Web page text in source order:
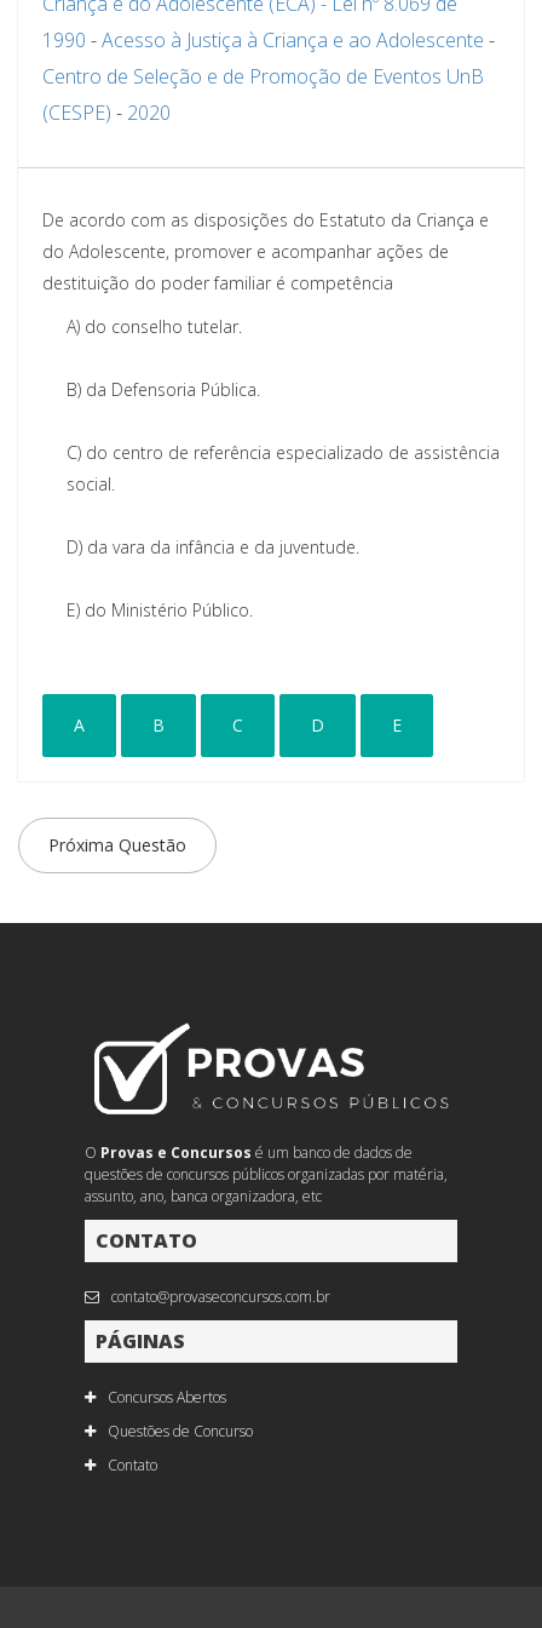
1990 -Acesso à Justiça à Criança e ao Adolescente -
Centro de Seleção e de Promoção de Eventos UnB
(CESPE) - 2020
De acordo com as disposições do Estatuto da Criança e
do Adolescente, promover e acompanhar ações de
destituição do poder familiar é competência
A) do conselho tutelar.
B) da Defensoria Pública.
C) do centro de referência especializado de assistência
social.
D) da vara da infância e da juventude.
E) do Ministério Público.
A B C D E
Próxima Questão
O Provas e Concursos é um banco de dados de
questões de concursos públicos organizadas por matéria,
assunto, ano, banca organizadora, etc
CONTATO
contato@provaseconcursos.com.br
PÁGINAS
Concursos Abertos
Questões de Concurso
Contato